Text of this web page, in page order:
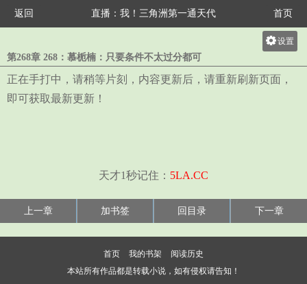
返回 直播：我！三角洲第一通天代 首页
设置
大
第268章 268：慕栀楠：只要条件不太过分都可
正在手打中，请稍等片刻，内容更新后，请重新刷新页面，
即可获取最新更新！
天才1秒记住： 5LA.CC
上一章 加书签 回目录 下一章
首页 我的书架
阅读历史
本站所有作品都是转载小说，如有侵权请告知！